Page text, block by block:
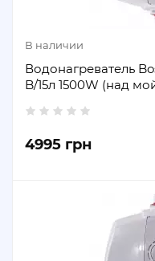
В наличии
Водонагреватель
B/15л 1500W (над
4995 грн